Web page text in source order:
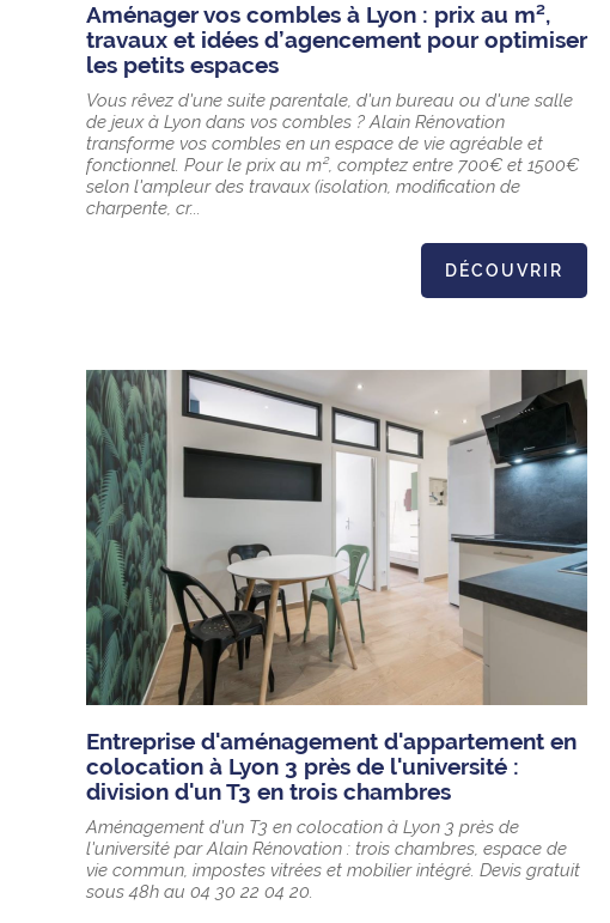
Aménager vos combles à Lyon : prix au m²,
travaux et idées d’agencement pour optimiser
les petits espaces
Vous rêvez d'une suite parentale, d'un bureau ou d'une salle
de jeux à Lyon dans vos combles ? Alain Rénovation
transforme vos combles en un espace de vie agréable et
fonctionnel. Pour le prix au m², comptez entre 700€ et 1500€
selon l'ampleur des travaux (isolation, modification de
charpente, cr...
DÉCOUVRIR
Entreprise d'aménagement d'appartement en
colocation à Lyon 3 près de l'université :
division d'un T3 en trois chambres
Aménagement d'un T3 en colocation à Lyon 3 près de
l'université par Alain Rénovation : trois chambres, espace de
vie commun, impostes vitrées et mobilier intégré. Devis gratuit
sous 48h au 04 30 22 04 20.